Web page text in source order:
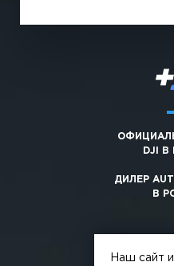
DJI В
ДИЛЕР
В
Наш сайт